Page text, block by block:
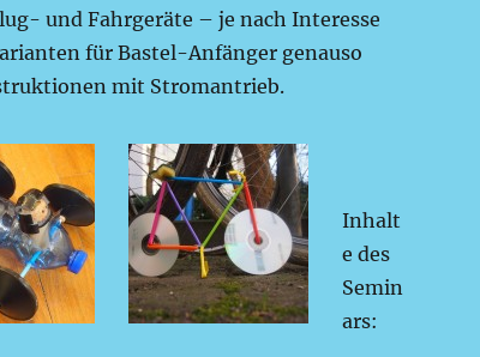
und Fahrgeräte – je nach Interesse
für Bastel-Anfänger genauso
mit Stromantrieb.
Inhalt
e des
Semin
ars: